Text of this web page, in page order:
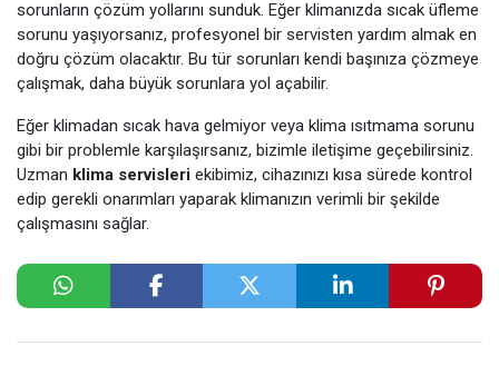
sorunların çözüm yollarını sunduk. Eğer klimanızda sıcak üfleme
sorunu yaşıyorsanız, profesyonel bir servisten yardım almak en
doğru çözüm olacaktır. Bu tür sorunları kendi başınıza çözmeye
çalışmak, daha büyük sorunlara yol açabilir.
Eğer klimadan sıcak hava gelmiyor veya klima ısıtmama sorunu
gibi bir problemle karşılaşırsanız, bizimle iletişime geçebilirsiniz.
Uzman klima servisleri ekibimiz, cihazınızı kısa sürede kontrol
edip gerekli onarımları yaparak klimanızın verimli bir şekilde
çalışmasını sağlar.